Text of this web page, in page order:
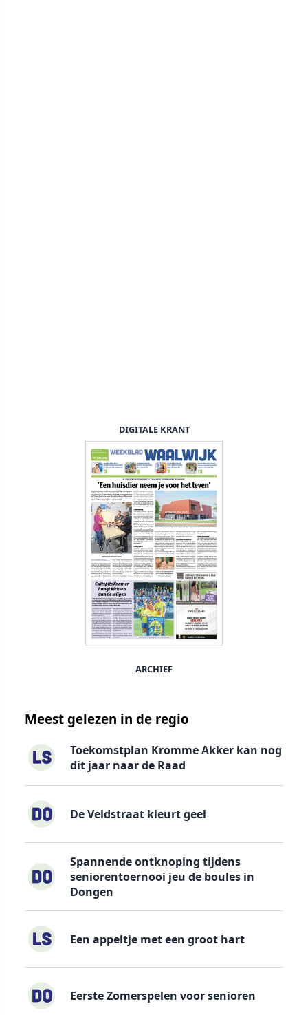
DIGITALE KRANT
ARCHIEF
Meest gelezen in de regio
Toekomstplan Kromme Akker kan nog
dit jaar naar de Raad
De Veldstraat kleurt geel
Spannende ontknoping tijdens
seniorentoernooi jeu de boules in
Dongen
Een appeltje met een groot hart
Eerste Zomerspelen voor senioren